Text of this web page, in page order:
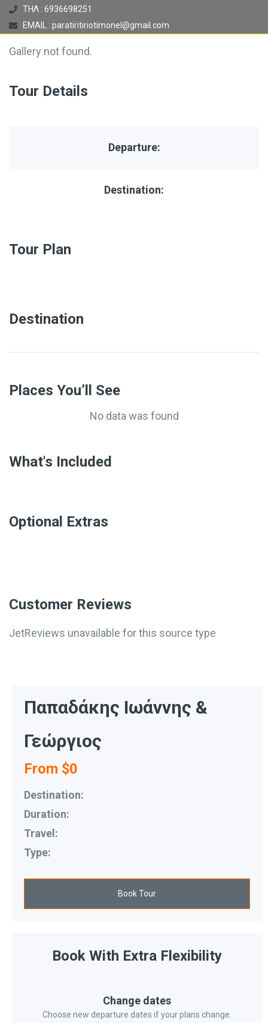
ΤΗΛ : 6936698251
EMAIL : paratiritiriotimonel@gmail.com
Gallery not found.
Tour Details
Departure:
Destination:
Tour Plan
Destination
Places You’ll See
No data was found
What's Included
Optional Extras​
Customer Reviews
JetReviews unavailable for this source type
Παπαδάκης Ιωάννης &
Γεώργιος
From $0
Destination:
Duration:
Travel:
Type:
Book Tour
Book With Extra Flexibility
Change dates
Choose new departure dates if your plans change.